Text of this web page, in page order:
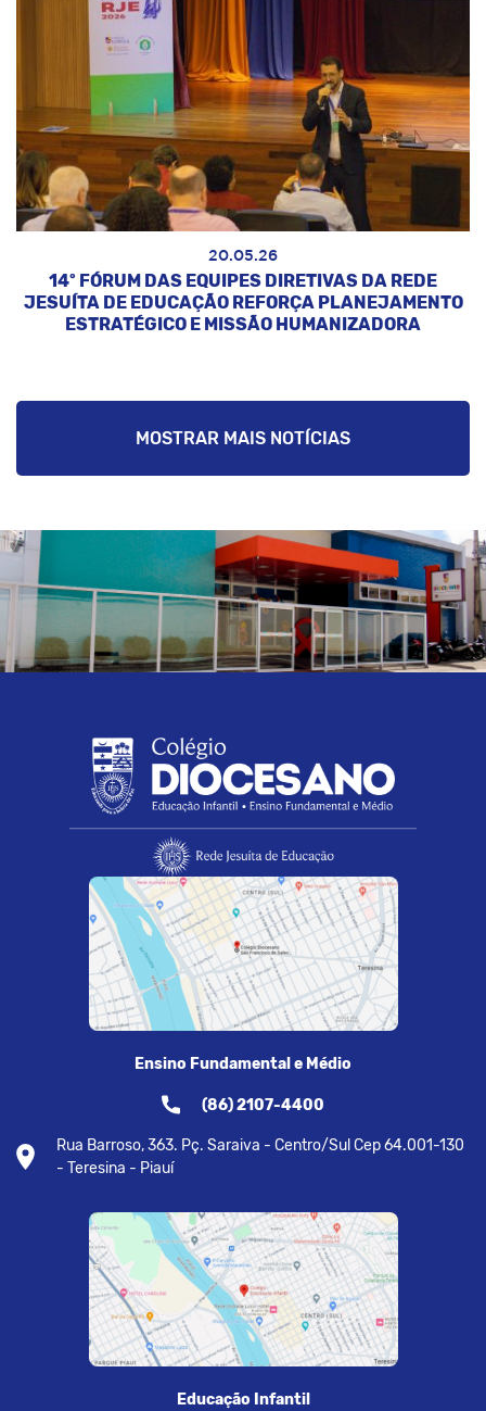
20.05.26
14º FÓRUM DAS EQUIPES DIRETIVAS DA REDE
JESUÍTA DE EDUCAÇÃO REFORÇA PLANEJAMENTO
ESTRATÉGICO E MISSÃO HUMANIZADORA
MOSTRAR MAIS NOTÍCIAS
Ensino Fundamental e Médio
(86) 2107-4400
Rua Barroso, 363. Pç. Saraiva - Centro/Sul Cep 64.001-130
- Teresina - Piauí
Educação Infantil